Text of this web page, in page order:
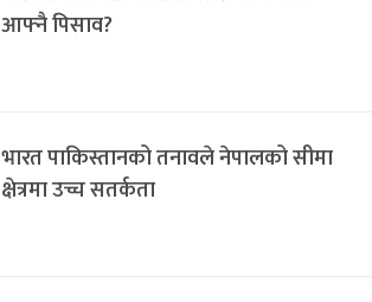
आफ्नै पिसाव?
भारत पाकिस्तानको तनावले नेपालको सीमा
क्षेत्रमा उच्च सतर्कता